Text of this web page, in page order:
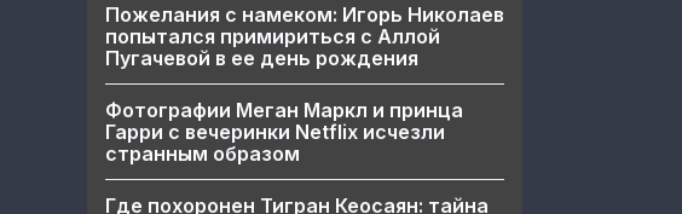
Пожелания с намеком: Игорь Николаев
попытался примириться с Аллой
Пугачевой в ее день рождения
Фотографии Меган Маркл и принца
Гарри с вечеринки Netflix исчезли
странным образом
Где похоронен Тигран Кеосаян: тайна